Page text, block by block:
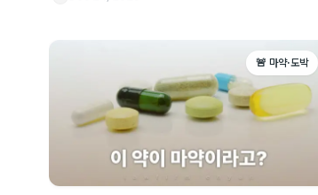
🚨 마약·도박